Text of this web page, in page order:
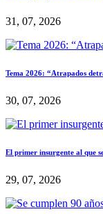
31, 07, 2026
Tema 2026: “Atrapados
30, 07, 2026
El primer insurgente al que
29, 07, 2026